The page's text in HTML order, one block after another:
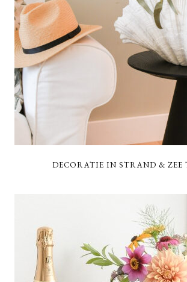
DECORATIE IN STRAND & ZEE